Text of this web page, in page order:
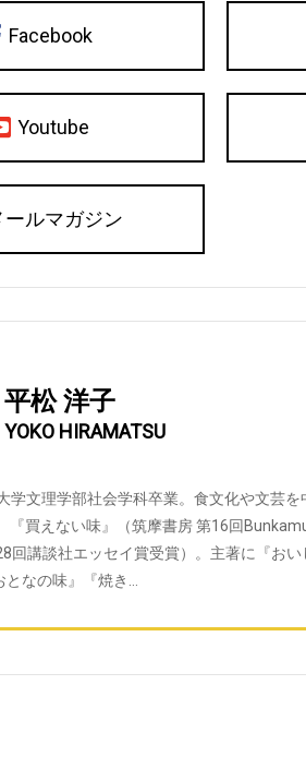
Facebook
Youtube
ールマガジン
平松 洋子
YOKO HIRAMATSU
学文理学部社会学科卒業。食文化や文芸
『買えない味』（筑摩書房 第16回
回講談社エッセイ賞受賞）。主著に『お
なの味』『焼き…